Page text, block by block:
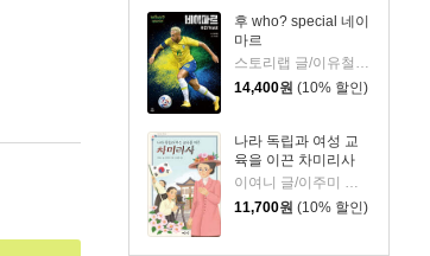
후 who? special 네이
마르
스토리랩 글/이유철 그림
14,400원 (10% 할인)
나라 독립과 여성 교
육을 이끈 차미리사
11,700원 (10% 할인)